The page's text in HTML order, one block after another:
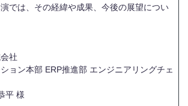
では、その経緯や成果、今後の展望につい
社
ョン本部 ERP推進部 エンジニアリングチェ
平 様